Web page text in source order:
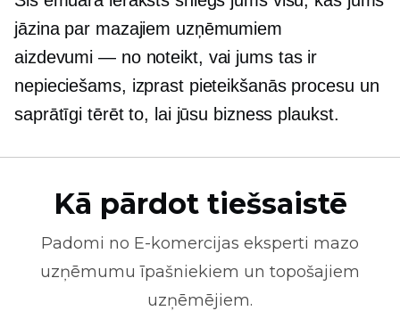
jāzina par mazajiem uzņēmumiem
aizdevumi — nonoteikt, vai jums tas ir
nepieciešams, izprast pieteikšanās procesu un
saprātīgi tērēt to, lai jūsu bizness plaukst.
Kā pārdot tiešsaistē
Padomi no E-komercijas eksperti mazo
uzņēmumu īpašniekiem un topošajiem
uzņēmējiem.